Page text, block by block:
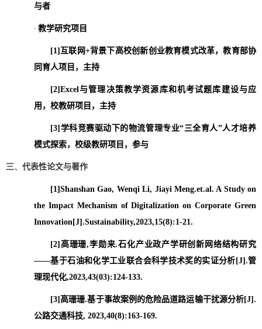
与者
· 教学研究项目
[1] 互联网+背景下高校创新创业教育模式改革，教育部协
同育人项目，主持
[2]Excel与管理决策教学资源库和机考试题库建设与应
用，校教研项目，主持
[3] 学科竞赛驱动下的物流管理专业“三全育人”人才培养
模式探索，校级教研项目，参与
三、 代表性论文与著作
[1]Shanshan Gao, Wenqi Li, Jiayi Meng.et.al. A Study on
the Impact Mechanism of Digitalization on Corporate Green
Innovation[J].Sustainability,2023,15(8):1-21.
[2] 高珊珊,李勋来.石化产业政产学研创新网络结构研究
——基于石油和化学工业联合会科学技术奖的实证分析 [J].管
理现代化,2023,43(03):124-133.
[3] 高珊珊.基于事故案例的危险品道路运输干扰源分析[J].
公路交通科技, 2023,40(8):163-169.